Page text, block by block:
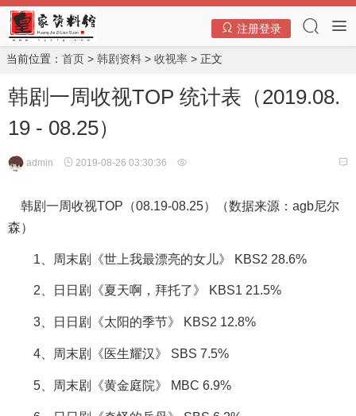
注册登录
当前位置： 首页 > 韩剧资料 > 收视率 > 正文
韩剧一周收视TOP 统计表（2019.08.
19 - 08.25）
admin 2019-08-26 03:30:36
韩剧一周收视TOP（08.19-08.25）（数据来源：agb尼尔
森）
1、周末剧《世上我最漂亮的女儿》 KBS2 28.6%
2、日日剧《夏天啊，拜托了》 KBS1 21.5%
3、日日剧《太阳的季节》 KBS2 12.8%
4、周末剧《医生耀汉》 SBS 7.5%
5、周末剧《黄金庭院》 MBC 6.9%